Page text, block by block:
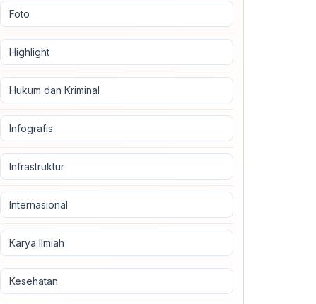
Foto
Highlight
Hukum dan Kriminal
Infografis
Infrastruktur
Internasional
Karya Ilmiah
Kesehatan